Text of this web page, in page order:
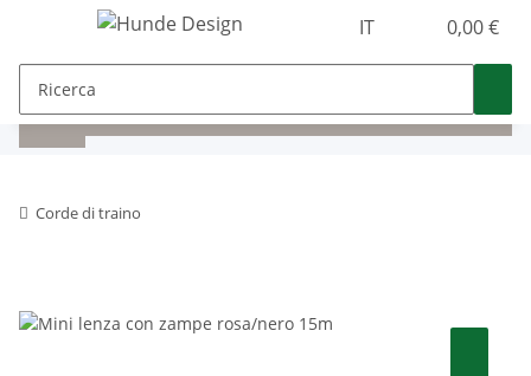
IT 0,00 €
Corde di traino